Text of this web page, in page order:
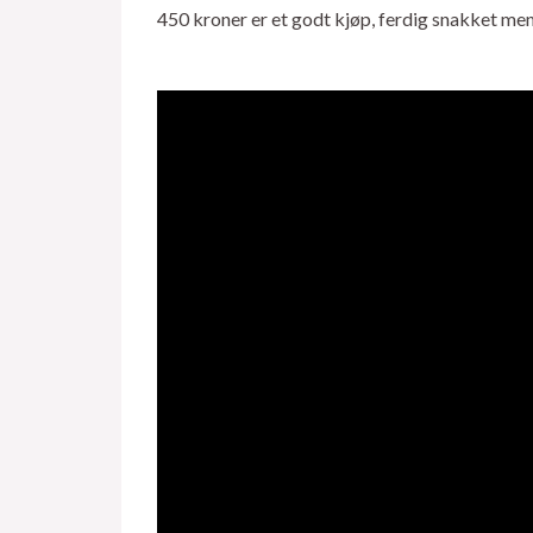
450 kroner er et godt kjøp, ferdig snakket